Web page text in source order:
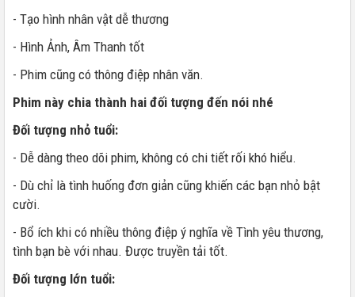
- Tạo hình nhân vật dễ thương
- Hình Ảnh, Âm Thanh tốt
- Phim cũng có thông điệp nhân văn.
Phim này chia thành hai đối tượng đến nói nhé
Đối tượng nhỏ tuổi:
- Dễ dàng theo dõi phim, không có chi tiết rối khó hiểu.
- Dù chỉ là tình huống đơn giản cũng khiến các bạn nhỏ bật
cười.
- Bổ ích khi có nhiều thông điệp ý nghĩa về Tình yêu thương,
tình bạn bè với nhau. Được truyền tải tốt.
Đối tượng lớn tuổi: